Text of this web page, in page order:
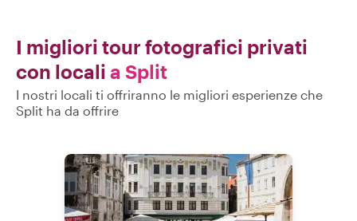
I migliori tour fotografici privati
con locali a Split
I nostri locali ti offriranno le migliori esperienze che
Split ha da offrire